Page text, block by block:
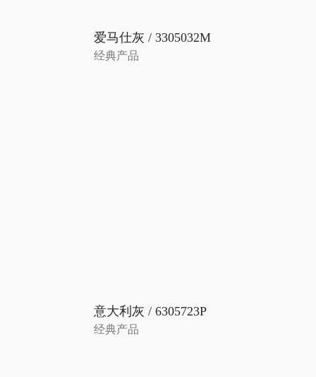
爱马仕灰 / 3305032M
经典产品
意大利灰 / 6305723P
经典产品